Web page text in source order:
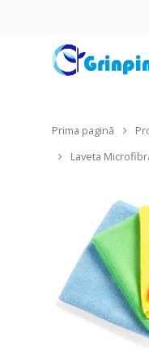
Hit enter to
Prima pagină
Laveta